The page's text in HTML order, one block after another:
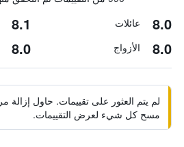
8.0 عائلات 8.1
8.0 الأزواج 8.0
لم يتم العثور على تقييمات. حاول إزالة
مسح كل شيء لعرض التقييمات.